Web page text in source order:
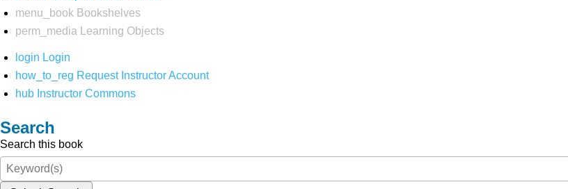
menu_book Bookshelves
perm_media
Learning Objects
login Login
how_to_reg Request Instructor Account
hub Instructor Commons
Search
Search this book